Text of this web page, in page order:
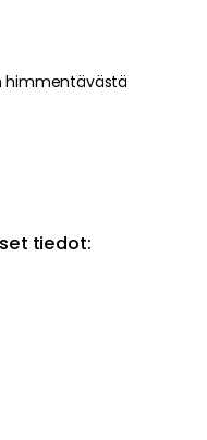
himmentävästä
tiedot: